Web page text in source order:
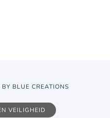
BLUE CREATIONS
VEILIGHEID